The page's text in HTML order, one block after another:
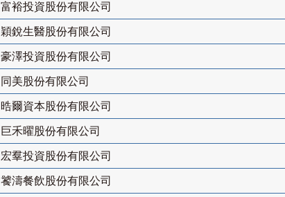
富裕投資股份有限公司
穎銳生醫股份有限公司
豪澤投資股份有限公司
同美股份有限公司
晧爾資本股份有限公司
巨禾曜股份有限公司
宏羣投資股份有限公司
饕濤餐飲股份有限公司